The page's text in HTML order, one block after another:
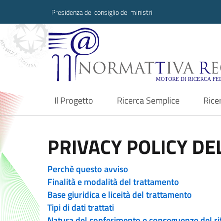
Presidenza del consiglio dei ministri
Normattiva
Il Progetto
current Ricerca Semplice
PRIVACY POLICY
Perchè questo avviso
Finalità e modalità del trattamento
Base giuridica e liceità del trattamento
Tipi di dati trattati